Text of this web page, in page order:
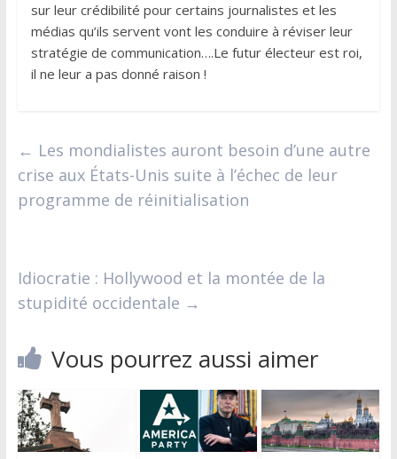
sur leur crédibilité pour certains journalistes et les
médias qu’ils servent vont les conduire à réviser leur
stratégie de communication….Le futur électeur est roi,
il ne leur a pas donné raison !
← Les mondialistes auront besoin d’une autre
crise aux États-Unis suite à l’échec de leur
programme de réinitialisation
Idiocratie : Hollywood et la montée de la
stupidité occidentale →
Vous pourrez aussi aimer